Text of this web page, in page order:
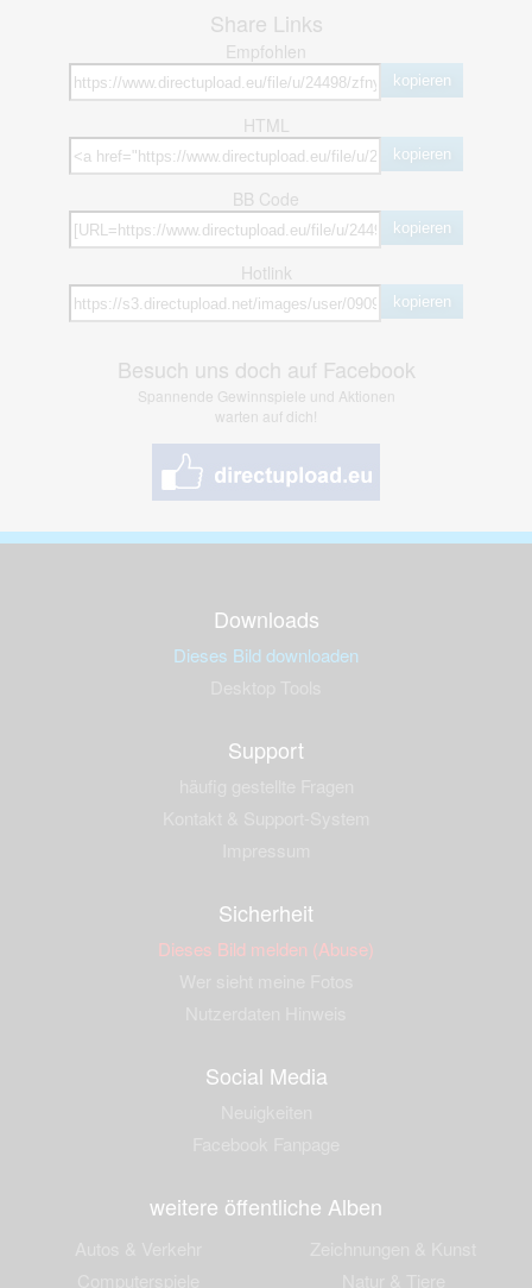
Share Links
Empfohlen
kopieren
HTML
kopieren
BB Code
kopieren
Hotlink
kopieren
Besuch uns doch auf Facebook
Spannende Gewinnspiele und Aktionen
warten auf dich!
Downloads
Dieses Bild downloaden
Support
Sicherheit
Dieses Bild melden (Abuse)
Social Media
weitere öffentliche Alben